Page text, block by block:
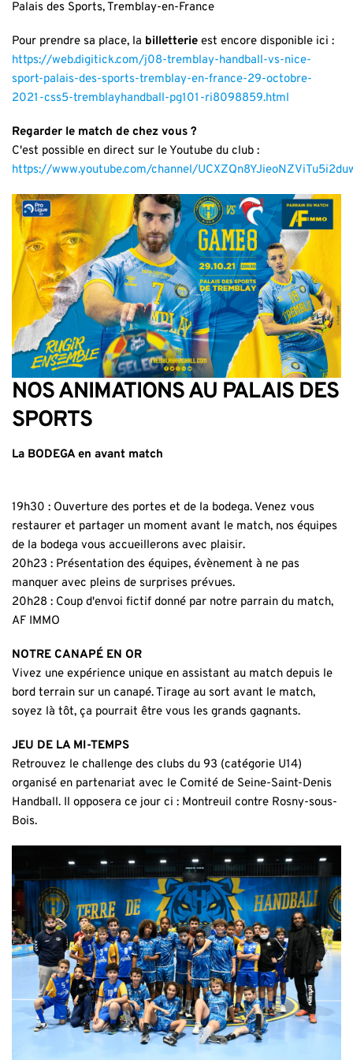
Palais des Sports, Tremblay-en-France
Pour prendre sa place, la billetterie est encore disponible ici :
https://web.digitick.com/j08-tremblay-handball-vs-nice-
sport-palais-des-sports-tremblay-en-france-29-octobre-
2021-css5-tremblayhandball-pg101-ri8098859.html
Regarder le match de chez vous ?
C'est possible en direct sur le Youtube du club :
https://www.youtube.com/channel/
NOS ANIMATIONS AU PALAIS DES
SPORTS
La BODEGA en avant match
19h30 : Ouverture des portes et de la bodega. Venez vous
restaurer et partager un moment avant le match, nos équipes
de la bodega vous accueillerons avec plaisir.
20h23 : Présentation des équipes, évènement à ne pas
manquer avec pleins de surprises prévues.
20h28 : Coup d'envoi fictif donné par notre parrain du match,
AF IMMO
NOTRE CANAPÉ EN OR
Vivez une expérience unique en assistant au match depuis le
bord terrain sur un canapé. Tirage au sort avant le match,
soyez là tôt, ça pourrait être vous les grands gagnants.
JEU DE LA MI-TEMPS
Retrouvez le challenge des clubs du 93 (catégorie U14)
organisé en partenariat avec le Comité de Seine-Saint-Denis
Handball. Il opposera ce jour ci : Montreuil contre Rosny-sous-
Bois.